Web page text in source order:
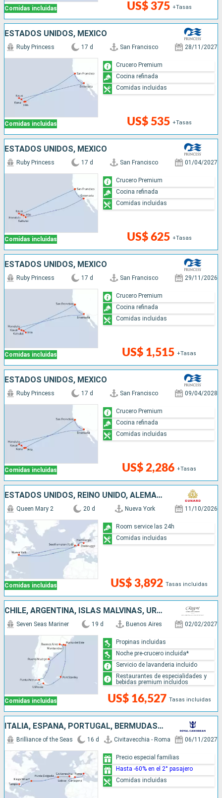
Comidas incluidas US$ 375 +Tasas
ESTADOS UNIDOS, MÉXICO
Comidas incluidas
Ruby Princess 17 d San Francisco 28/11/2027
US$ 535 +Tasas
Crucero Premium
Cocina refinada
Comidas incluidas
ESTADOS UNIDOS, MÉXICO
Comidas incluidas
Ruby Princess 17 d San Francisco 01/04/2027
US$ 625 +Tasas
Crucero Premium
Cocina refinada
Comidas incluidas
ESTADOS UNIDOS, MÉXICO
Comidas incluidas
Ruby Princess 17 d San Francisco 29/11/2026
US$ 1,515 +Tasas
Crucero Premium
Cocina refinada
Comidas incluidas
ESTADOS UNIDOS, MÉXICO
Comidas incluidas
Ruby Princess 17 d San Francisco 09/04/2028
US$ 2,286 +Tasas
Crucero Premium
Cocina refinada
Comidas incluidas
ESTADOS UNIDOS, REINO UNIDO, ALEMANIA, BÉLGICA
Comidas incluidas
Queen Mary 2 20 d Nueva York 11/10/2026
US$ 3,892 Tasas incluidas
Room service las 24h
Comidas incluidas
CHILE, ARGENTINA, ISLAS MALVINAS, URUGUAY
Comidas incluidas
Seven Seas Mariner 19 d Buenos Aires 02/02/2027
US$ 16,527 Tasas incluidas
Propinas incluidas
Noche pre-crucero incluida*
Servicio de lavanderia incluido
Restaurantes de especialidades y
bebidas premium incluidos
ITALIA, ESPAÑA, PORTUGAL, BERMUDAS, ESTADOS UNIDOS
Brilliance of the Seas 16 d Civitavecchia - Roma 06/11/2027
Precio especial familias
Hasta -60% en el 2° pasajero
Comidas incluidas